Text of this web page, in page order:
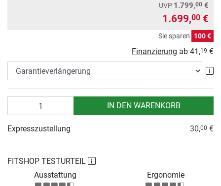
UVP 1.799,00 €
1.699,00 €
Sie sparen 100 €
Finanzierung ab 41,19 €
IN DEN WARENKORB
FITSHOP TESTURTEIL
Ausstattung
Ergonomie
Expresszustellung 30,00 €